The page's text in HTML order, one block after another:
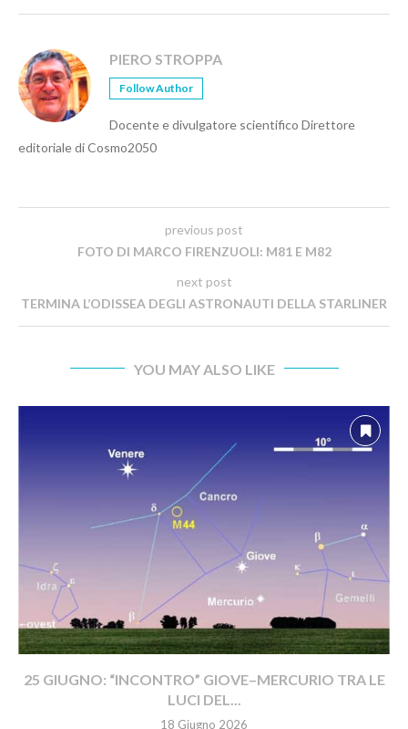
PIERO STROPPA
Follow Author
Docente e divulgatore scientifico Direttore
editoriale di Cosmo2050
previous post
FOTO DI MARCO FIRENZUOLI: M81 E M82
next post
TERMINA L’ODISSEA DEGLI ASTRONAUTI DELLA STARLINER
YOU MAY ALSO LIKE
25 GIUGNO: “INCONTRO” GIOVE–MERCURIO TRA LE
LUCI DEL...
18 Giugno 2026